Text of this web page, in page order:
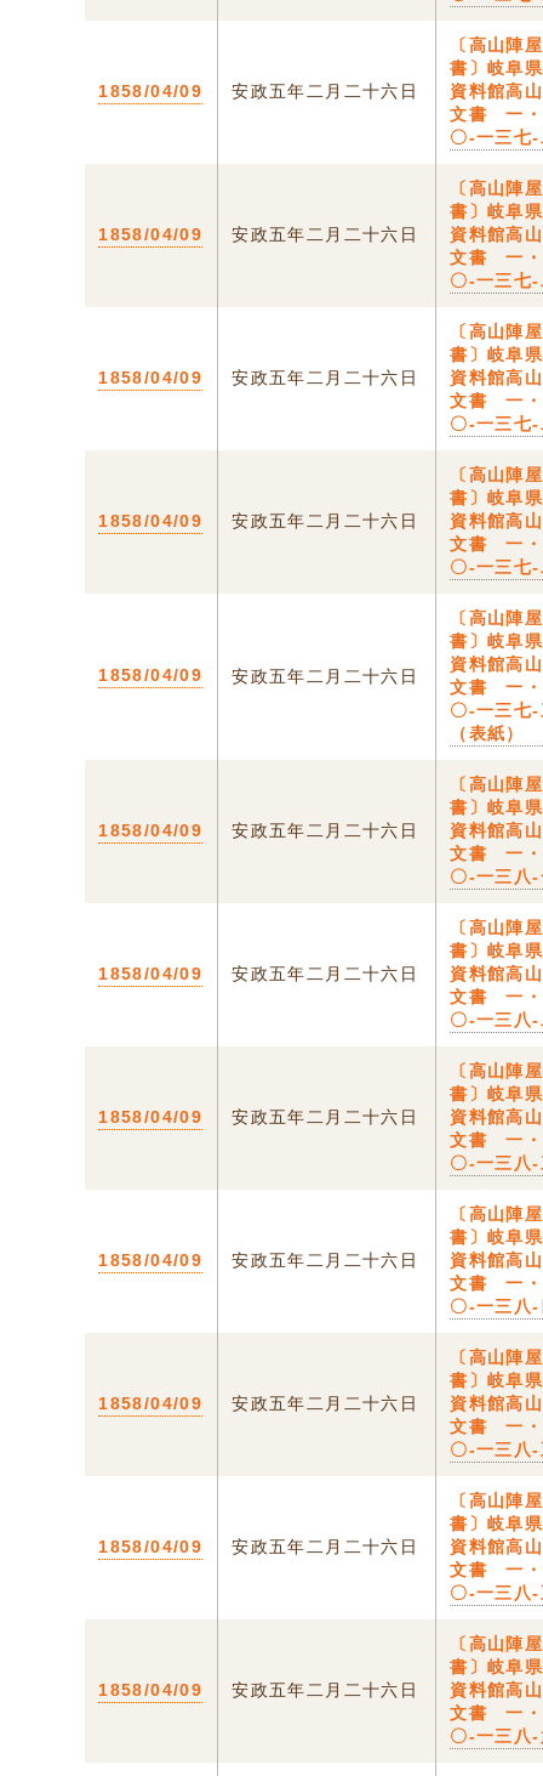
1858/04/09 安政五年二月二十六日
〔高山陣
書〕岐阜
資料館高
文書 一
〇-一三七
1858/04/09 安政五年二月二十六日
〔高山陣
書〕岐阜
資料館高
文書 一
〇-一三七
1858/04/09 安政五年二月二十六日
〔高山陣
書〕岐阜
資料館高
文書 一
〇-一三七
1858/04/09 安政五年二月二十六日
〔高山陣
書〕岐阜
資料館高
文書 一
〇-一三七
1858/04/09 安政五年二月二十六日
〔高山陣
書〕岐阜
資料館高
文書 一
〇-一三七
（表紙）
1858/04/09 安政五年二月二十六日
〔高山陣
書〕岐阜
資料館高
文書 一
〇-一三八-
1858/04/09 安政五年二月二十六日
〔高山陣
書〕岐阜
資料館高
文書 一
〇-一三八-
1858/04/09 安政五年二月二十六日
〔高山陣
書〕岐阜
資料館高
文書 一
〇-一三八-
1858/04/09 安政五年二月二十六日
〔高山陣
書〕岐阜
資料館高
文書 一
〇-一三八-
1858/04/09 安政五年二月二十六日
〔高山陣
書〕岐阜
資料館高
文書 一
〇-一三八-
1858/04/09 安政五年二月二十六日
〔高山陣
書〕岐阜
資料館高
文書 一
〇-一三八-
1858/04/09 安政五年二月二十六日
〔高山陣
書〕岐阜
資料館高
文書 一
〇-一三八-